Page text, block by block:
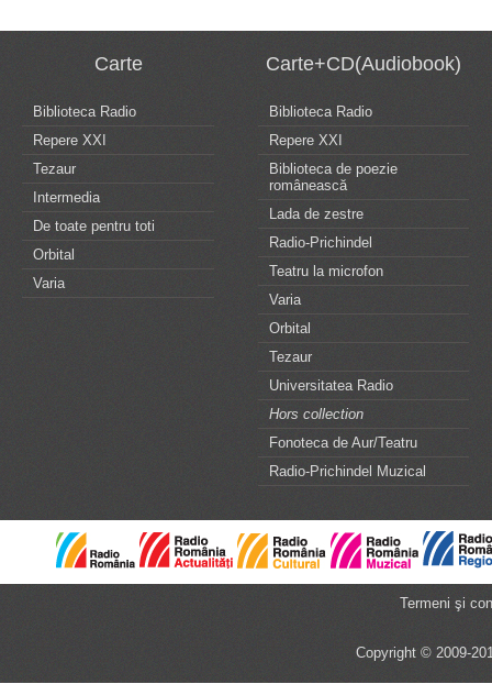
Carte
Biblioteca Radio
Repere XXI
Tezaur
Intermedia
De toate pentru toti
Orbital
Varia
Carte+CD(Audiobook)
Biblioteca Radio
Repere XXI
Biblioteca de poezie
românească
Lada de zestre
Radio-Prichindel
Teatru la microfon
Varia
Orbital
Tezaur
Universitatea Radio
Hors collection
Fonoteca de Aur/Teatru
Radio-Prichindel Muzical
Termeni şi
Copyright © 2009-